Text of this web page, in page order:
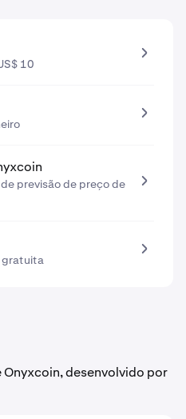
10
previsão de preço de
gratuita
Onyxcoin, desenvolvido por